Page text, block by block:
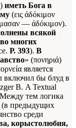
иметь Бога в
(εις άδόκιμον
— άδόκιμον).
всякой
многих
Р. 393). В
» (πονηριά)
является
включил бы блуд в
В. A Textual
тем логика
(в предыдущих
среди
корыстолюбия,